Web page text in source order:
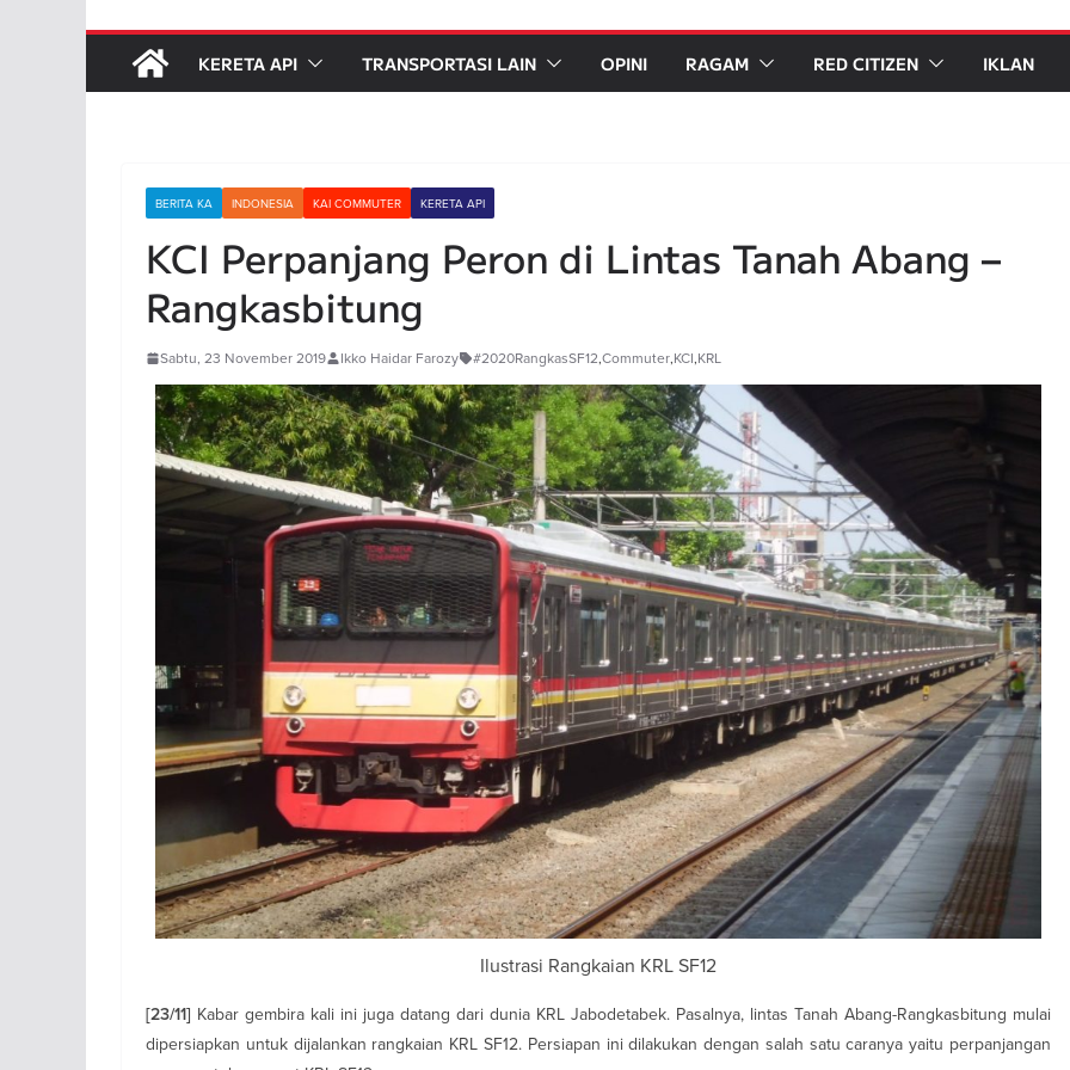
KERETA API TRANSPORTASI LAIN OPINI RAGAM RED CITIZEN IKLAN
BERITA KA INDONESIA KAI COMMUTER KERETA API
KCI Perpanjang Peron di Lintas Tanah Abang –
Rangkasbitung
Sabtu, 23 November 2019 Ikko Haidar Farozy #2020RangkasSF12,Commuter,KCI,KRL
Ilustrasi Rangkaian KRL SF12
[23/11] Kabar gembira kali ini juga datang dari dunia KRL Jabodetabek. Pasalnya, lintas Tanah Abang-Rangkasbitung mulai
dipersiapkan untuk dijalankan rangkaian KRL SF12. Persiapan ini dilakukan dengan salah satu caranya yaitu perpanjangan